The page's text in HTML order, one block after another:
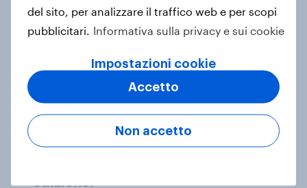
How Edelman used YouGov data to
winning campaign
Festival di Sanremo 2024: tiriamo
del sito, per analizzare il traffico web e per scopi
pubblicitari.
Informativa sulla privacy e sui cookie
Impostazioni cookie
Non accetto
Accetto